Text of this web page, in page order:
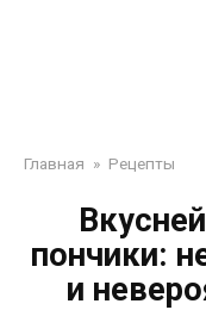
Главная » Рецепты
пончики:
и